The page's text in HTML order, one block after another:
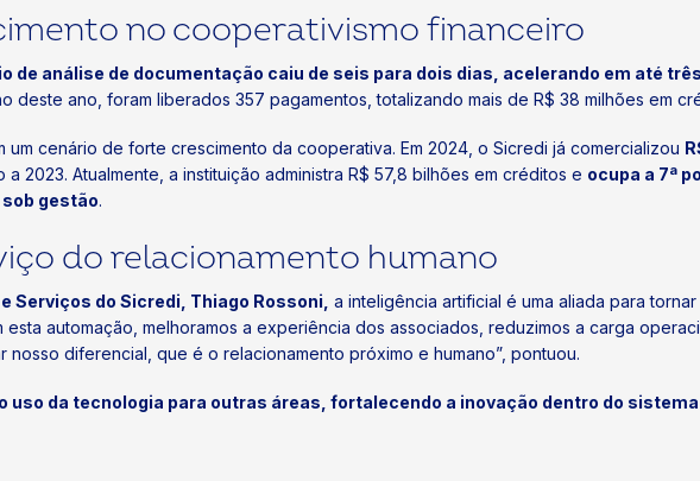
no cooperativismo financeiro
de análise de documentação caiu de seis para dois dias, acelerando em até
deste ano, foram liberados 357 pagamentos, totalizando mais de R$ 38 milhões em
um cenário de forte crescimento da cooperativa. Em 2024, o Sicredi já comercializou
2023. Atualmente, a instituição administra R$ 57,8 bilhões em créditos e ocupa a 7ª
gestão.
do relacionamento humano
Serviços do Sicredi, Thiago Rossoni, a inteligência artificial é uma aliada para
esta automação, melhoramos a experiência dos associados, reduzimos a carga
diferencial, que é o relacionamento próximo e humano”, pontuou.
uso da tecnologia para outras áreas, fortalecendo a inovação dentro do